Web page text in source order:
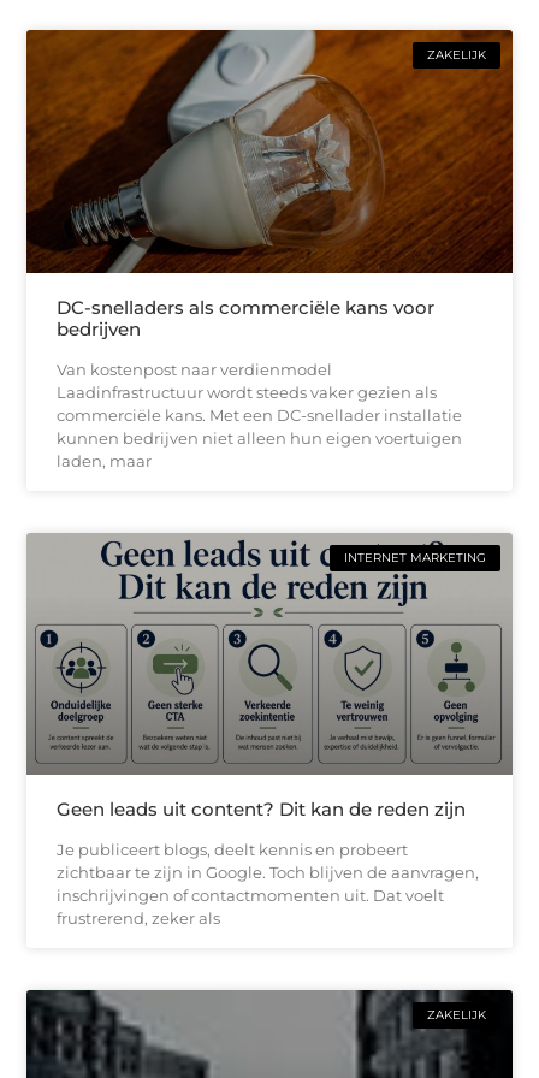
ZAKELIJK
DC-snelladers als commerciële kans voor
bedrijven
Van kostenpost naar verdienmodel
Laadinfrastructuur wordt steeds vaker gezien als
commerciële kans. Met een DC-snellader installatie
kunnen bedrijven niet alleen hun eigen voertuigen
laden, maar
INTERNET MARKETING
Geen leads uit content? Dit kan de reden zijn
Je publiceert blogs, deelt kennis en probeert
zichtbaar te zijn in Google. Toch blijven de aanvragen,
inschrijvingen of contactmomenten uit. Dat voelt
frustrerend, zeker als
ZAKELIJK